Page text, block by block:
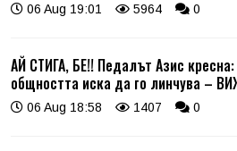
06 Aug 19:01 5964 0
АЙ СТИГА, БЕ!! Педалът Азис
общността иска да го линчува –
06 Aug 18:58 1407 0